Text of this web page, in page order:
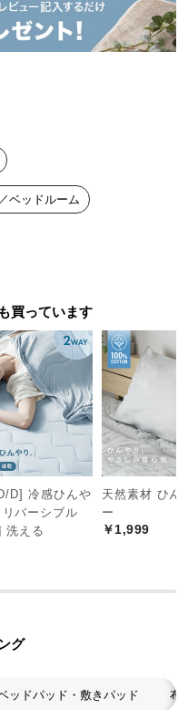
ベッドルーム
買っています
D] 冷感ひんや
バーシブル
洗える
天然素材 ひん
ー
￥1,999
グ
ッドパッド・敷きパッド 布